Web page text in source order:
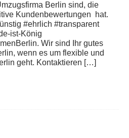
Berlin sind, die
Kundenbewertungen hat.
#ehrlich #transparent
ist-König
Wir sind Ihr gutes
wenn es um flexible und
geht. Kontaktieren […]